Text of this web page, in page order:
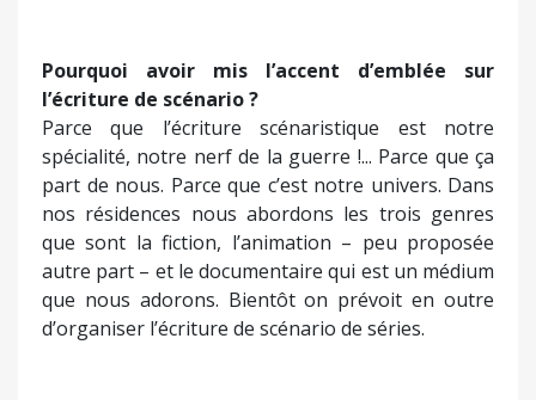
Pourquoi avoir mis l’accent d’emblée sur
l’écriture de scénario ?
Parce que l’écriture scénaristique est notre
spécialité, notre nerf de la guerre !... Parce que ça
part de nous. Parce que c’est notre univers. Dans
nos résidences nous abordons les trois genres
que sont la fiction, l’animation – peu proposée
autre part – et le documentaire qui est un médium
que nous adorons. Bientôt on prévoit en outre
d’organiser l’écriture de scénario de séries.